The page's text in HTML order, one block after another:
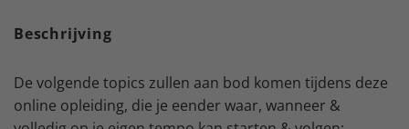
Beschrijving
De volgende topics zullen aan bod komen tijdens deze
online opleiding, die je eender waar, wanneer &